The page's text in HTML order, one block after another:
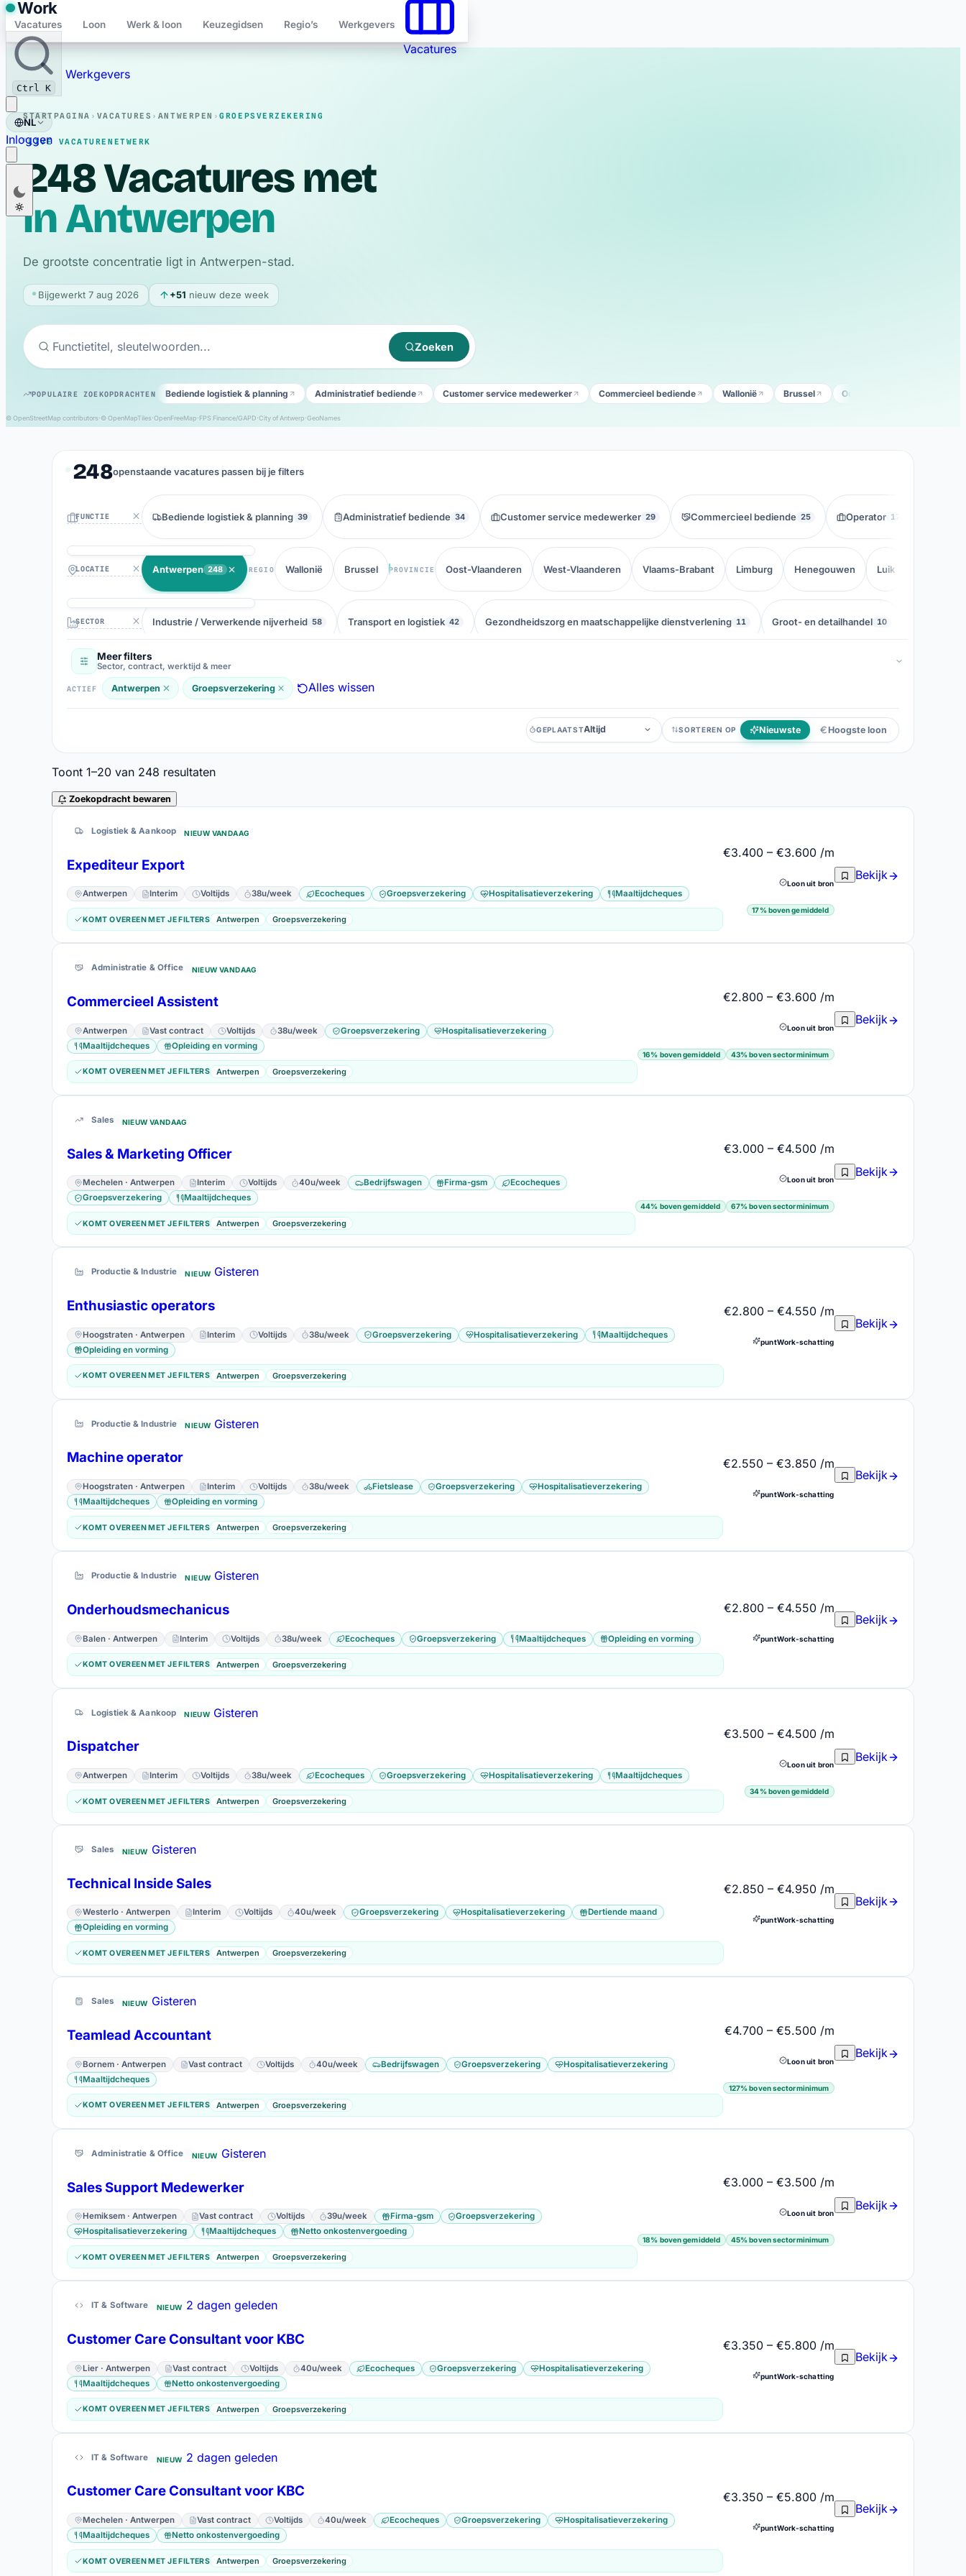
Work
Vacatures Loon Werk & loon Keuzegidsen Regio’s Werkgevers
Ctrl K
Werkgevers
NL
NL Nederlands
Français
EN English
Deutsch
RO Română
Inloggen
Bewaard
Vacatures
© OpenStreetMap contributors·© OpenMapTiles·OpenFreeMap· FPS Finance/GAPD·City of Antwerp·GeoNames
STARTPAGINA › VACATURES › ANTWERPEN ›GROEPSVERZEKERING
LIVE VACATURENETWERK
248Vacatures met
groepsverzekering
in Antwerpen
De grootste concentratie ligt in Antwerpen-stad.
Bijgewerkt 7 aug 2026 +51 nieuw deze week
Zoeken
POPULAIRE ZOEKOPDRACHTEN Bediende logistiek & planning Administratief bediende Customer service medewerker Commercieel bediende Wallonië Brussel Oost-Vlaanderen
248openstaande vacatures passen bij je filters
Functie Bediende logistiek & planning 39 Administratief bediende 34 Customer service medewerker 29 Commercieel bediende 25 Operator 17
Locatie Antwerpen 248 REGIO Wallonië Brussel PROVINCIE Oost-Vlaanderen West-Vlaanderen Vlaams-Brabant Limburg Henegouwen Luik
Sector Industrie / Verwerkende nijverheid 58 Transport en logistiek 42 Gezondheidszorg en maatschappelijke dienstverlening 11 Groot- en detailhandel 10
Contract Interim 141 Vast contract
Thuiswerk 40
Ervaring Zonder ervaring 47
Werktaal Nederlandstalig 245 Engelstalig 116 Franstalig 88 Duitstalig 5
Opleidingsniveau
Attesten & rijbewijzen
Voordelen Groepsverzekering 248 Maaltijdcheques 751 Hospitalisatieverzekering 489
Meer filters
Sector, contract, werktijd & meer
ACTIEF Antwerpen Groepsverzekering Alles wissen
GEPLAATST
Geplaatst SORTEREN OP Nieuwste Hoogste loon
Toont 1–20 van 248 resultaten
Zoekopdracht bewaren
248 resultaten
Logistiek & Aankoop NIEUW VANDAAG
Expediteur Export
Antwerpen Interim Voltijds 38u/week Ecocheques Groepsverzekering Hospitalisatieverzekering Maaltijdcheques
KOMT OVEREEN MET JE FILTERS Antwerpen Groepsverzekering
€3.400 – €3.600 /m
Loon uit bron
17% boven gemiddeld
Bekijk
Administratie & Office NIEUW VANDAAG
Commercieel Assistent
Antwerpen Vast contract Voltijds 38u/week Groepsverzekering
Hospitalisatieverzekering
Maaltijdcheques
Opleiding en vorming
KOMT OVEREEN MET JE FILTERS Antwerpen Groepsverzekering
€2.800 – €3.600 /m
Loon uit bron
16% boven gemiddeld 43% boven sectorminimum
Bekijk
Sales NIEUW VANDAAG
Sales & Marketing Officer
Mechelen · Antwerpen Interim Voltijds 40u/week Bedrijfswagen Firma-gsm
Ecocheques
Groepsverzekering
Maaltijdcheques
KOMT OVEREEN MET JE FILTERS Antwerpen Groepsverzekering
€3.000 – €4.500 /m
Loon uit bron
44% boven gemiddeld 67% boven sectorminimum
Bekijk
Productie & Industrie NIEUW Gisteren
Enthusiastic operators
Hoogstraten · Antwerpen Interim Voltijds 38u/week Groepsverzekering Hospitalisatieverzekering
Maaltijdcheques
Opleiding en vorming
KOMT OVEREEN MET JE FILTERS Antwerpen Groepsverzekering
€2.800 – €4.550 /m
puntWork-schatting
Bekijk
Productie & Industrie NIEUW Gisteren
Machine operator
Hoogstraten · Antwerpen Interim Voltijds 38u/week Fietslease Groepsverzekering
Hospitalisatieverzekering
Maaltijdcheques
Opleiding en vorming
KOMT OVEREEN MET JE FILTERS Antwerpen Groepsverzekering
€2.550 – €3.850 /m
puntWork-schatting
Bekijk
Productie & Industrie NIEUW Gisteren
Onderhoudsmechanicus
Balen · Antwerpen Interim Voltijds 38u/week Ecocheques Groepsverzekering Maaltijdcheques Opleiding en vorming
KOMT OVEREEN MET JE FILTERS Antwerpen Groepsverzekering
€2.800 – €4.550 /m
puntWork-schatting
Bekijk
Logistiek & Aankoop NIEUW Gisteren
Dispatcher
Antwerpen Interim Voltijds 38u/week Ecocheques Groepsverzekering Hospitalisatieverzekering Maaltijdcheques
KOMT OVEREEN MET JE FILTERS Antwerpen Groepsverzekering
€3.500 – €4.500 /m
Loon uit bron
34% boven gemiddeld
Bekijk
Sales NIEUW Gisteren
Technical Inside Sales
Westerlo · Antwerpen Interim Voltijds 40u/week Groepsverzekering Hospitalisatieverzekering
Dertiende maand
Opleiding en vorming
KOMT OVEREEN MET JE FILTERS Antwerpen Groepsverzekering
€2.850 – €4.950 /m
puntWork-schatting
Bekijk
Sales NIEUW Gisteren
Teamlead Accountant
Bornem · Antwerpen Vast contract Voltijds 40u/week Bedrijfswagen Groepsverzekering
Hospitalisatieverzekering
Maaltijdcheques
KOMT OVEREEN MET JE FILTERS Antwerpen Groepsverzekering
€4.700 – €5.500 /m
Loon uit bron
127% boven sectorminimum
Bekijk
Administratie & Office NIEUW Gisteren
Sales Support Medewerker
Hemiksem · Antwerpen Vast contract Voltijds 39u/week Firma-gsm
Groepsverzekering
Hospitalisatieverzekering
Maaltijdcheques Netto onkostenvergoeding
KOMT OVEREEN MET JE FILTERS Antwerpen Groepsverzekering
€3.000 – €3.500 /m
Loon uit bron
18% boven gemiddeld 45% boven sectorminimum
Bekijk
IT & Software NIEUW 2 dagen geleden
Customer Care Consultant voor KBC
Lier · Antwerpen Vast contract Voltijds 40u/week Ecocheques Groepsverzekering
Hospitalisatieverzekering
Maaltijdcheques
Netto onkostenvergoeding
KOMT OVEREEN MET JE FILTERS Antwerpen Groepsverzekering
€3.350 – €5.800 /m
puntWork-schatting
Bekijk
IT & Software NIEUW 2 dagen geleden
Customer Care Consultant voor KBC
Mechelen · Antwerpen Vast contract Voltijds 40u/week Ecocheques Groepsverzekering
Hospitalisatieverzekering
Maaltijdcheques
Netto onkostenvergoeding
KOMT OVEREEN MET JE FILTERS Antwerpen Groepsverzekering
€3.350 – €5.800 /m
puntWork-schatting
Bekijk